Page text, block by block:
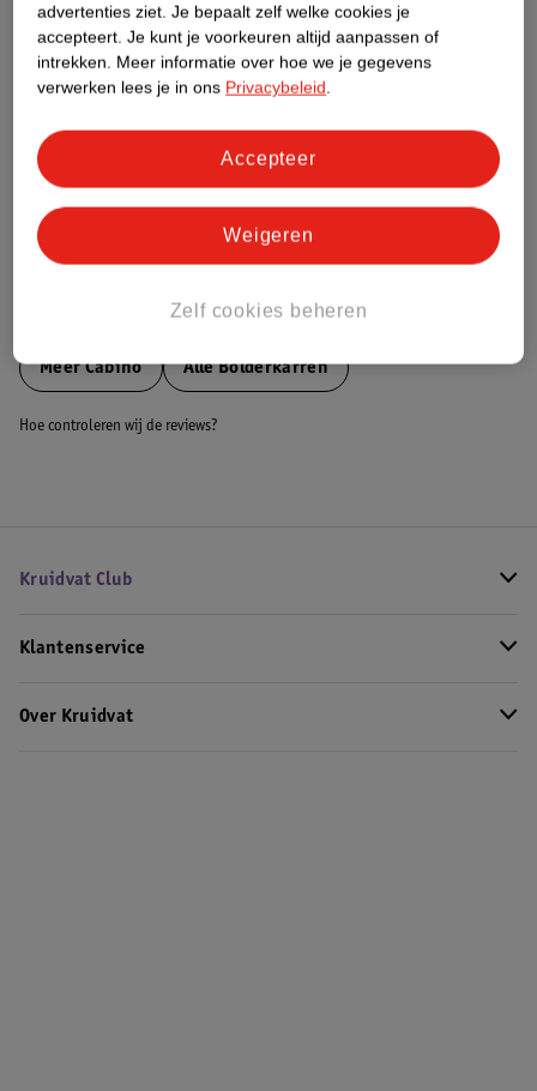
Nature Impact Score
Dit product heeft (nog) geen Nature
Impact Score.
Meer informatie
Bestel & Bezorginformatie
MeerCabino Alle Bolderkarren
Hoe controleren wij de reviews?
Kruidvat Club
Klantenservice
Over Kruidvat
advertenties ziet. Je bepaalt zelf welke cookies je
accepteert. Je kunt je voorkeuren altijd aanpassen of
intrekken. Meer informatie over hoe we je gegevens
verwerken lees je in ons Privacybeleid.
Zelf cookies beheren
Weigeren
Accepteer